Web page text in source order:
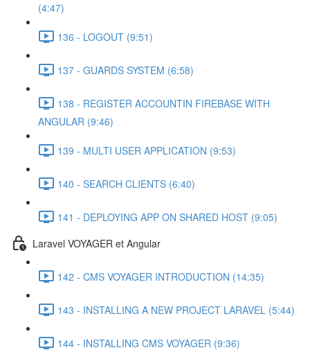
(4:47)
136 - LOGOUT (9:51)
137 - GUARDS SYSTEM (6:58)
138 - REGISTER ACCOUNTIN FIREBASE WITH
ANGULAR (9:46)
139 - MULTI USER APPLICATION (9:53)
140 - SEARCH CLIENTS (6:40)
141 - DEPLOYING APP ON SHARED HOST (9:05)
Laravel VOYAGER et Angular
142 - CMS VOYAGER INTRODUCTION (14:35)
143 - INSTALLING A NEW PROJECT LARAVEL (5:44)
144 - INSTALLING CMS VOYAGER (9:36)